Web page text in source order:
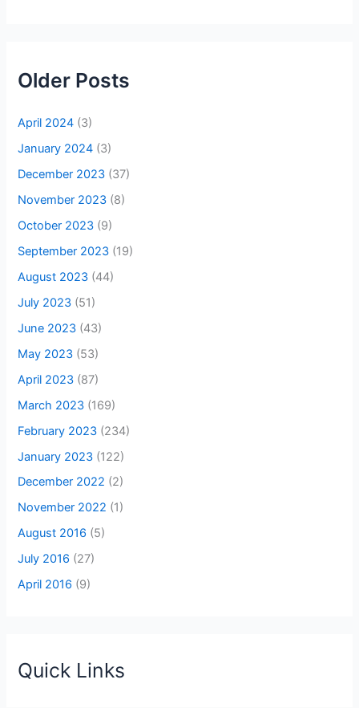
Older Posts
April 2024 (3)
January 2024 (3)
December 2023 (37)
November 2023 (8)
October 2023 (9)
September 2023 (19)
August 2023 (44)
July 2023 (51)
June 2023 (43)
May 2023 (53)
April 2023 (87)
March 2023 (169)
February 2023 (234)
January 2023 (122)
December 2022 (2)
November 2022 (1)
August 2016 (5)
July 2016 (27)
April 2016 (9)
Quick Links